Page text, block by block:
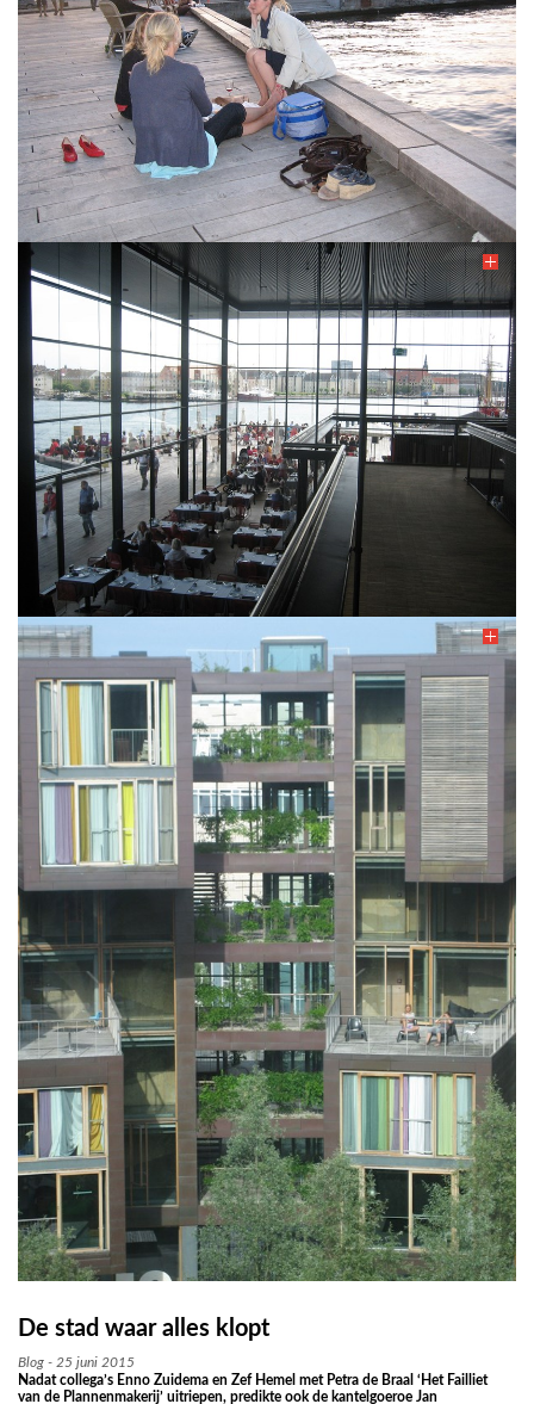
De stad waar alles klopt
Blog - 25 juni 2015
Nadat collega’s Enno Zuidema en Zef Hemel met Petra de Braal ‘Het Failliet
van de Plannenmakerij’ uitriepen, predikte ook de kantelgoeroe Jan